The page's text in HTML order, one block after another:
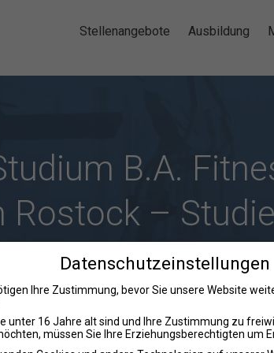
Stellenangebote Ausbildung
B.A.
–
Zukunftsmarkt
Datenschutzeinstellungen
Ihre Zustimmung, bevor Sie unsere Website
unter 16 Jahre alt sind und Ihre Zustimmung zu
müssen Sie Ihre Erziehungsberechtigten um